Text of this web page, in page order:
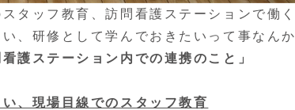
タッフ教育、訪問看護ステーションで働く
、研修として学んでおきたいって事なんか
看護ステーション内での連携のこと」
、現場目線でのスタッフ教育